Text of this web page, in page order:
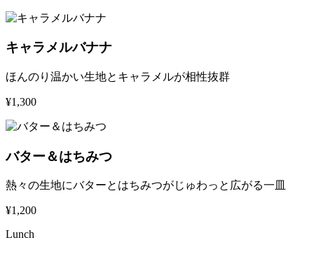
キャラメルバナナ
ほんのり温かい生地とキャラメルが相性抜群
¥1,300
バター＆はちみつ
熱々の生地にバターとはちみつがじゅわっと広がる一皿
¥1,200
Lunch